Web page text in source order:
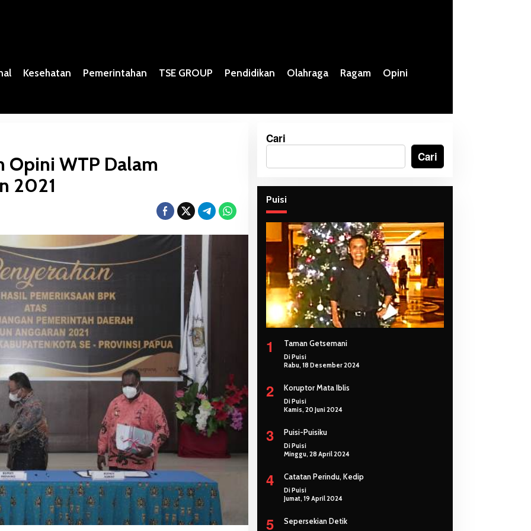
Kesehatan Pemerintahan TSE GROUP Pendidikan Olahraga Ragam Opini
Opini WTP Dalam
2021
Cari
Cari
Puisi
1 Taman Getsemani
Di Puisi
Rabu, 18 Desember 2024
2 Koruptor Mata Iblis
Di Puisi
Kamis, 20 Juni 2024
3 Puisi-Puisiku
Di Puisi
Minggu, 28 April 2024
4 Catatan Perindu, Kedip
Di Puisi
Jumat, 19 April 2024
5 Sepersekian Detik